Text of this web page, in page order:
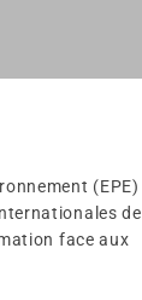
(EPE)
de
face aux